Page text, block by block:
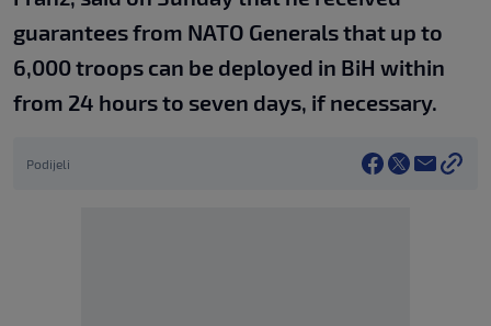
guarantees from NATO Generals that up to
6,000 troops can be deployed in BiH within
from 24 hours to seven days, if necessary.
Podijeli